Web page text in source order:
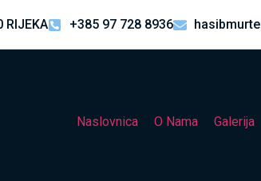
RIJEKA +385 97 728 8936
Naslovnica O Nama Galerija